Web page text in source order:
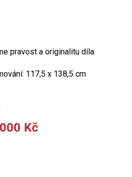
pravost a originalitu díla.
117,5 x 138,5 cm
Kč